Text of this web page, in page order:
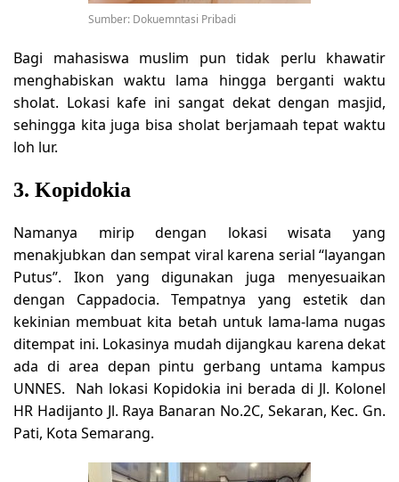
Sumber: Dokuemntasi Pribadi
Bagi mahasiswa muslim pun tidak perlu khawatir
menghabiskan waktu lama hingga berganti waktu
sholat. Lokasi kafe ini sangat dekat dengan masjid,
sehingga kita juga bisa sholat berjamaah tepat waktu
loh lur.
3. Kopidokia
Namanya mirip dengan lokasi wisata yang
menakjubkan dan sempat viral karena serial “layangan
Putus”. Ikon yang digunakan juga menyesuaikan
dengan Cappadocia. Tempatnya yang estetik dan
kekinian membuat kita betah untuk lama-lama nugas
ditempat ini. Lokasinya mudah dijangkau karena dekat
ada di area depan pintu gerbang untama kampus
UNNES. Nah lokasi Kopidokia ini berada di Jl. Kolonel
HR Hadijanto Jl. Raya Banaran No.2C, Sekaran, Kec. Gn.
Pati, Kota Semarang.